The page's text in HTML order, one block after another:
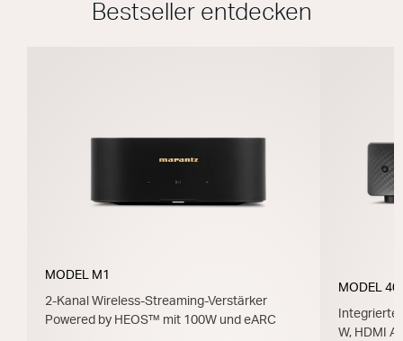
Bestseller entdecken
MODEL M1
2-Kanal Wireless-Streaming-Verstärker
Powered by HEOS™ mit 100W und eARC
MODEL
W, HDMI